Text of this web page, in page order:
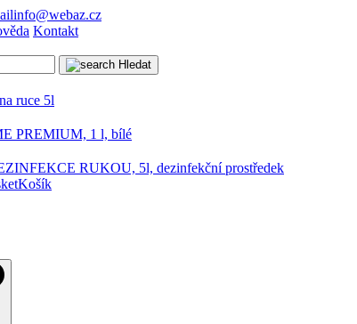
info@webaz.cz
Kontakt
Hledat
ruce 5l
PREMIUM, 1 l, bílé
RUKOU, 5l, dezinfekční prostředek
Košík